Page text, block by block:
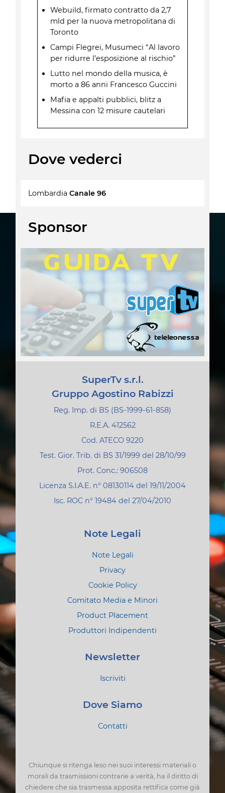
Webuild, firmato contratto da 2,7
mld per la nuova metropolitana di
Toronto
Campi Flegrei, Musumeci “Al lavoro
per ridurre l’esposizione al rischio”
Lutto nel mondo della musica, è
morto a 86 anni Francesco Guccini
Mafia e appalti pubblici, blitz a
Messina con 12 misure cautelari
Dove vederci
LombardiaCanale 96
Sponsor
SuperTv s.r.l.
Gruppo Agostino Rabizzi
Reg. Imp. di BS (BS-1999-61-858)
R.E.A. 412562
Cod. ATECO 9220
Test. Gior. Trib. di BS 31/1999 del 28/10/99
Prot. Conc.: 906508
Licenza S.I.A.E. n° 08130114 del 19/11/2004
Isc. ROC n° 19484 del 27/04/2010
Note Legali
Note Legali
Privacy
Cookie Policy
Comitato Media e Minori
Product Placement
Produttori Indipendenti
Newsletter
Iscriviti
Dove Siamo
Contatti
Chiunque si ritenga leso nei suoi interessi materiali o
morali da trasmissioni contrarie a verità, ha il diritto di
chiedere che sia trasmessa apposita rettifica come già